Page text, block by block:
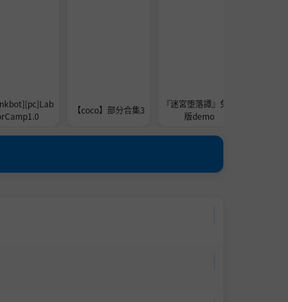
【coco】部分合集3
『迷宮堕落譚』免费
版demo